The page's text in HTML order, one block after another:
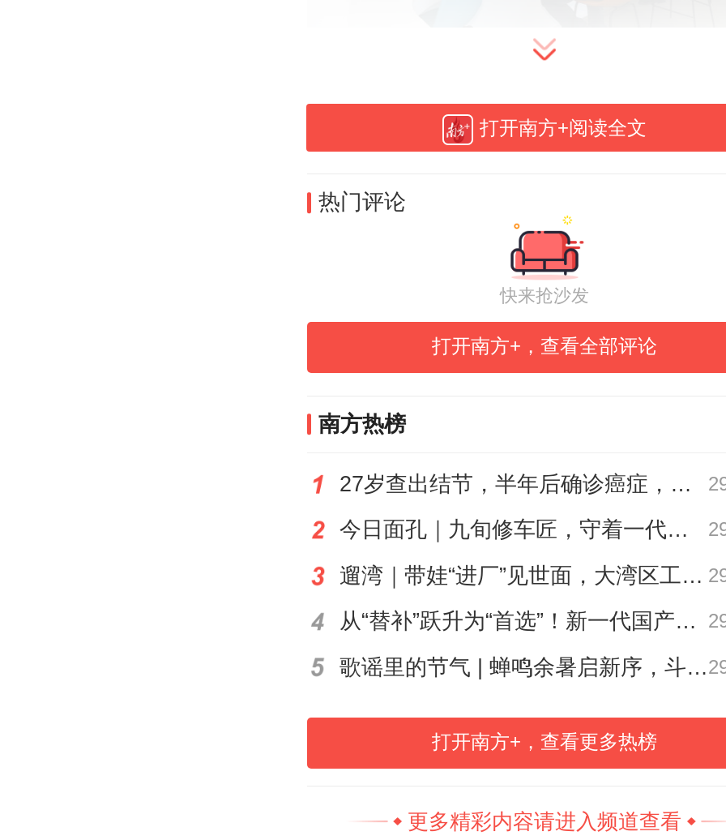
近年来，数字技术快速发展，正在前所
融入人类生产生活，也在深刻改变着人
信息的方式和阅读习惯。习近平总书
出：“要提高全民全社会数字素养和技能
我国数字经济发展社会基础”“数字阅读要
阅读结合起来，守住我们的内核和素养
前，人们的阅读已不再局限于传统的纸
或单一形式，数字阅读越来越普遍。提
来。在数字技术日新月异的今天，我们
抱技术带来的便利，更要守住内核和素
断提升数字阅读能力。
阅读是人类获取知识、启智增慧、培养
重要途径。中华民族自古就提倡阅读，
智能）在内的数字技术深入发展，数字
但也带来一些挑战和风险。比如，碎片
打开南方+阅读全文
热门评论
快来抢沙发
打开南方+，查看全部评论
南方热榜
27岁查出结节，半年后确诊癌症，甲状腺癌真的“懒”吗？
今日面孔｜九旬修车匠，守着一代又一代车轮转
遛湾｜带娃“进厂”见世面，大湾区工业研学攻略请查收
从“替补”跃升为“首选”！新一代国产核心工业软件加速冲高端
歌谣里的节气 | 蝉鸣余暑启新序，斗指西南迎立秋
打开南方+，查看更多热榜
更多精彩内容请进入频道查看